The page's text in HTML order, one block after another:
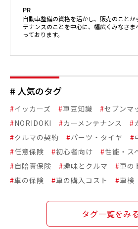
PR
自動車整備の資格を活かし、販売のこと
テナンスのことを中心に、幅広くみなさ
っております。
# 人気のタグ
#イッカーズ #車豆知識 #セブンマ
#NORIDOKI #カーメンテナンス #
#クルマの契約 #パーツ・タイヤ #
#任意保険 #初心者向け #性能・ス
#自賠責保険 #趣味とクルマ #車の
#車の保険 #車の購入コスト #車検
タグ一覧をみる